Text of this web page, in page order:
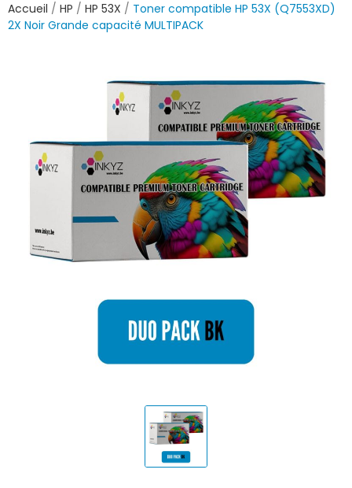
Accueil HP HP 53X
Toner compatible HP 53X (Q7553XD)
2X Noir Grande capacité MULTIPACK